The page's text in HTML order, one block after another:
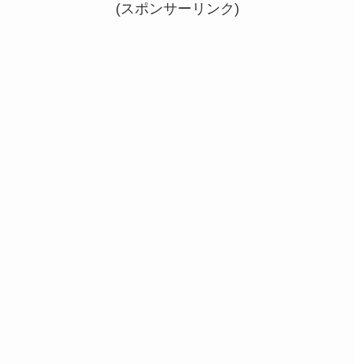
(スポンサーリンク)